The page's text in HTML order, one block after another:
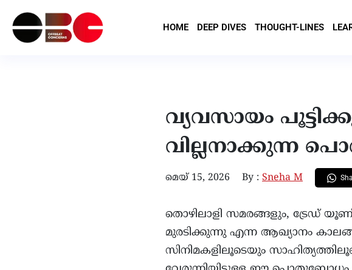
HOME DEEP DIVES THOUGHT-LINES
വ്യവസായം
വില്ലനാക്കുന്ന
മെയ്‌ 15, 2026 By : Sneha M
തൊഴിലാളി സമരങ്ങളും, ട്രേഡ്
മുരടിക്കുന്നു എന്ന ആഖ്യാനം
സിനിമകളിലൂടെയും